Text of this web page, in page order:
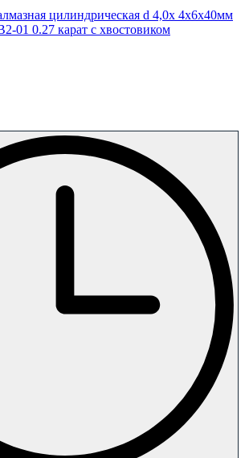
цилиндрическая d 4,0х 4х6х40мм
01 0.27 карат с хвостовиком